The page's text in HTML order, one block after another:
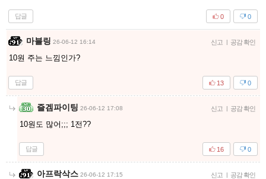
답글 0
0
마블링 26-06-12 16:14 신고 | 공감 확인
10원 주는 느낌인가?
답글 0
13
즐겜파이팅 26-06-12 17:08 신고 | 공감 확인
10원도 많어;;; 1전??
답글 0
16
아프락삭스 26-06-12 17:15 신고 | 공감 확인